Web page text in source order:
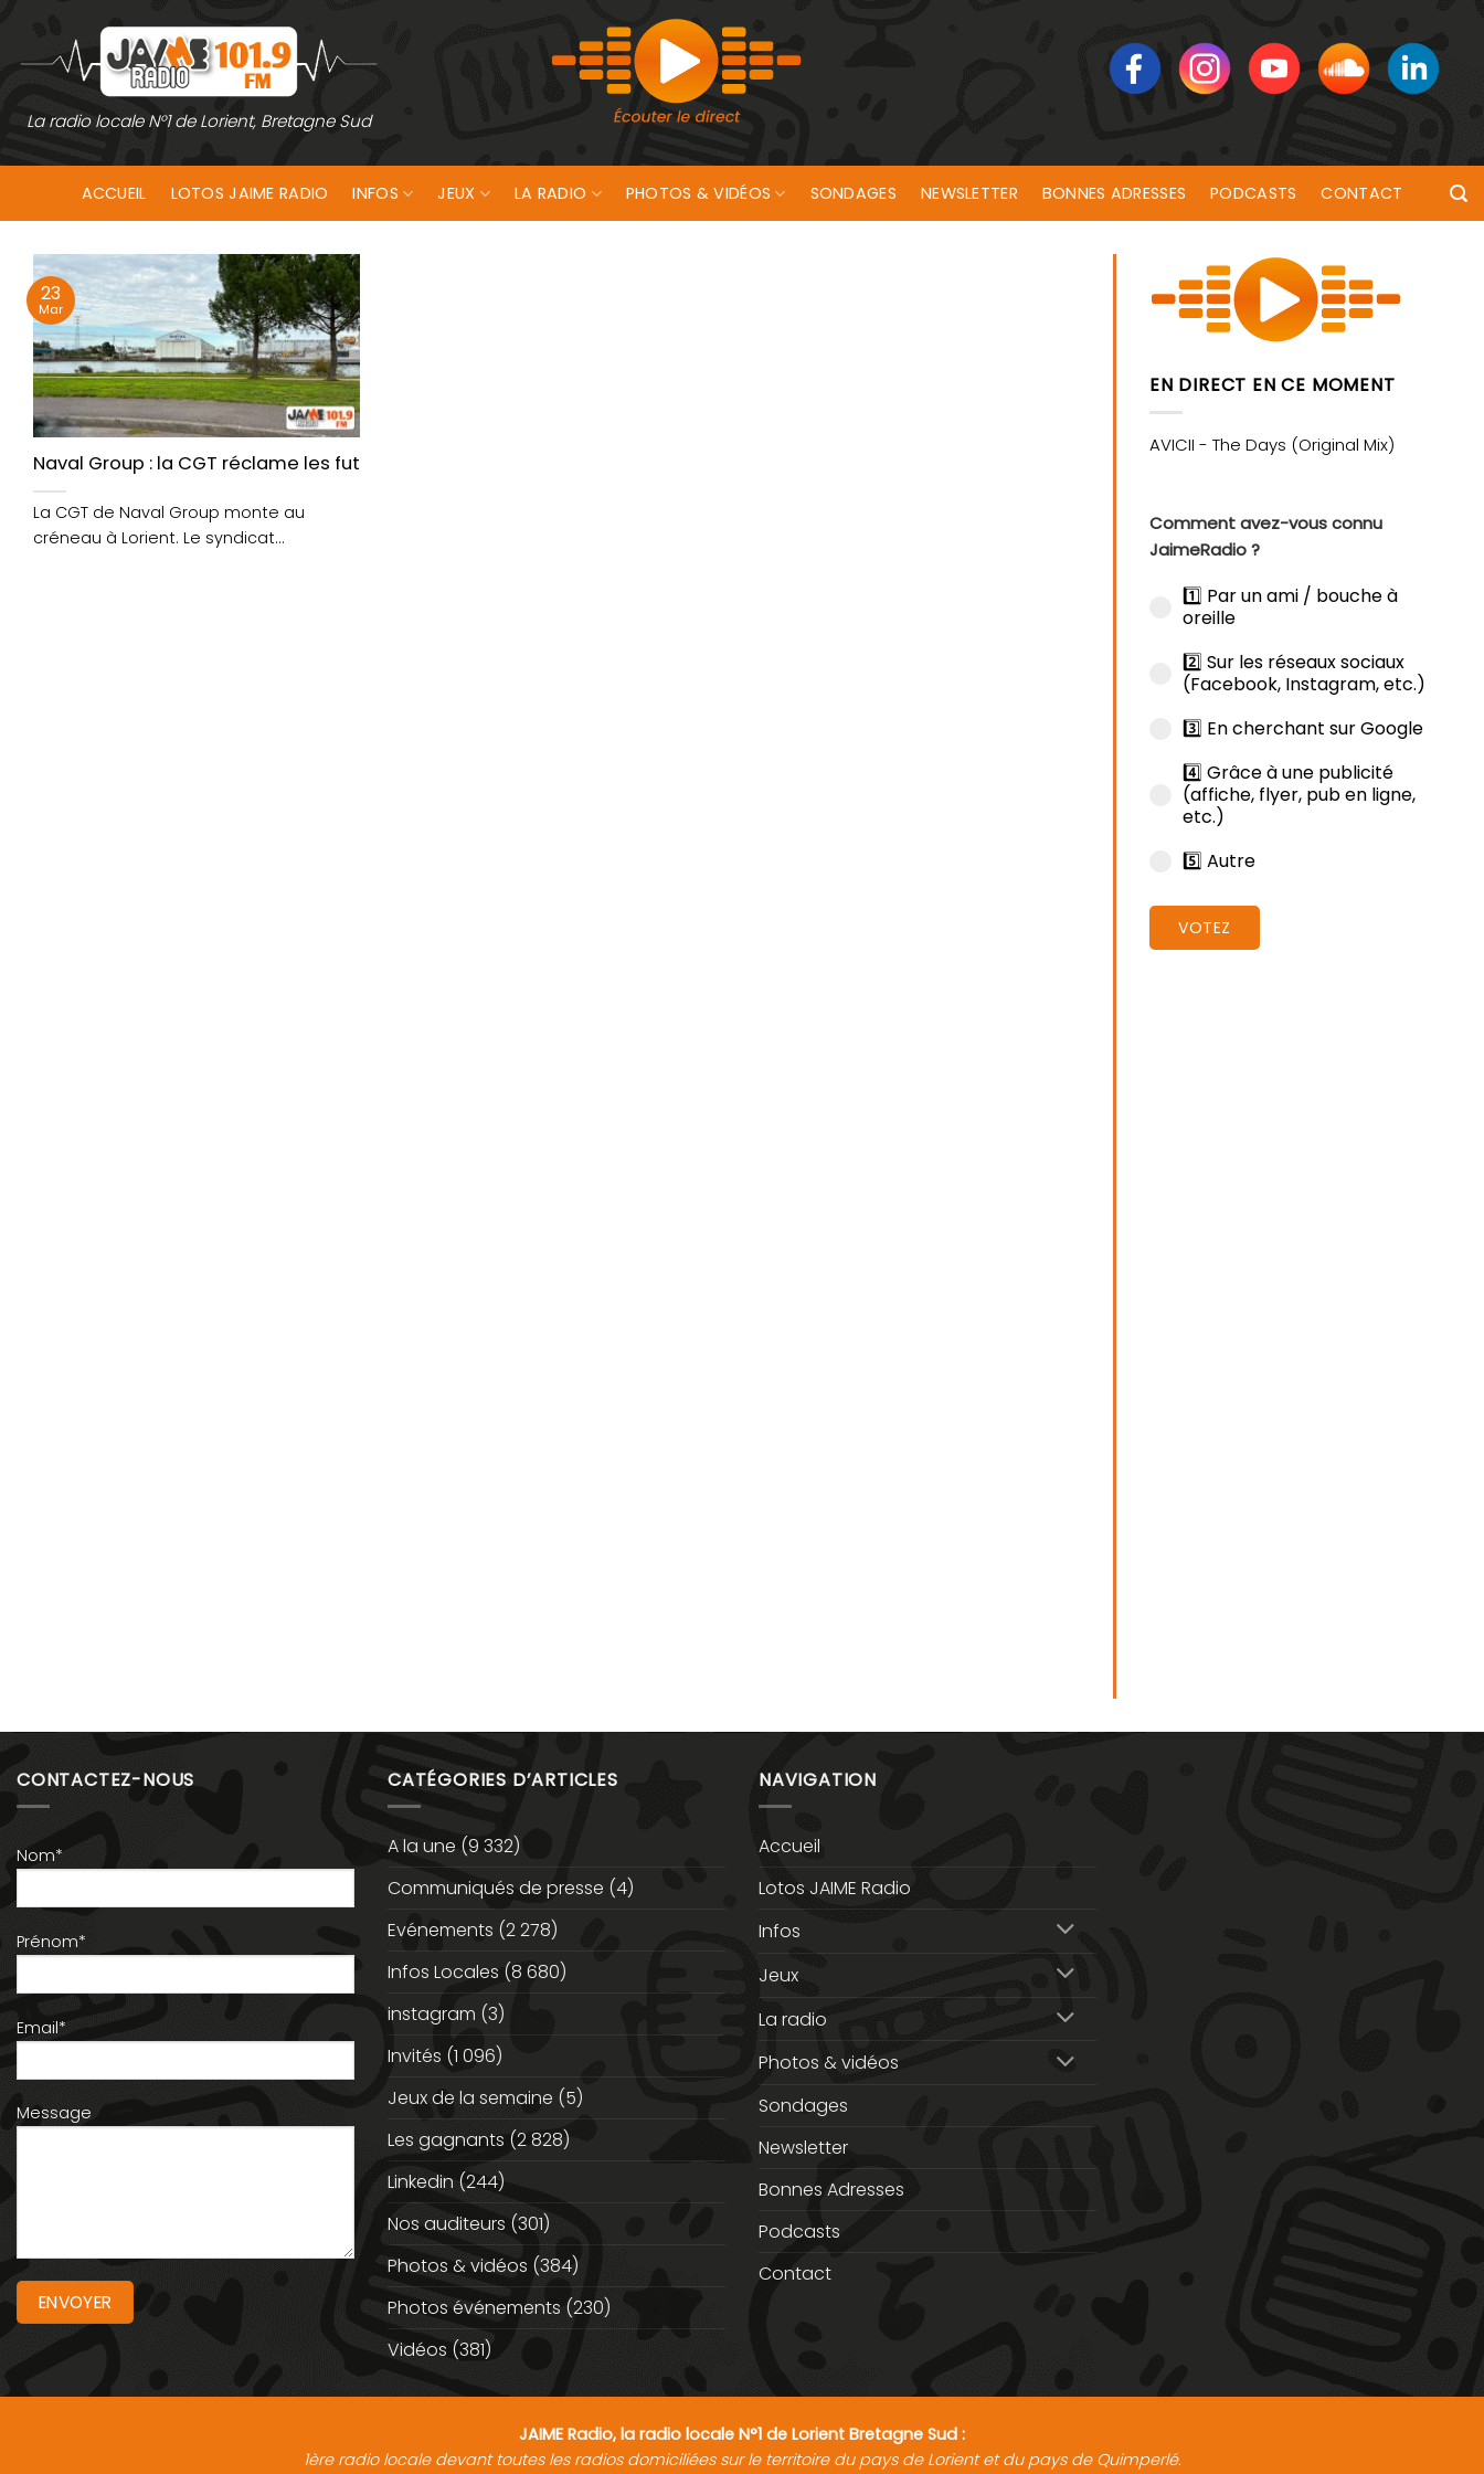
contenu
La radio locale N°1 de Lorient, Bretagne Sud
ACCUEIL LOTOS JAIME RADIO INFOS JEUX LA RADIO PHOTOS & VIDÉOS SONDAGES NEWSLETTER BONNES ADRESSES PODCASTS CONTACT
Naval Group : la CGT réclame les futurs chasseurs de mines pour le site de Lorient
La CGT de Naval Group monte au
créneau à Lorient. Le syndicat
23
Mar
EN DIRECT EN CE MOMENT
Comment avez-vous connu
JaimeRadio ?
1️⃣ Par un ami / bouche à
oreille
2️⃣ Sur les réseaux sociaux
(Facebook, Instagram, etc.)
3️⃣ En cherchant sur Google
4️⃣ Grâce à une publicité
(affiche, flyer, pub en ligne,
etc.)
5️⃣ Autre
VOTEZ
CONTACTEZ-NOUS
Nom*
Prénom*
Email*
Message
CATÉGORIES D’ARTICLES
A la une (9 332)
Communiqués de presse (4)
Evénements (2 278)
Infos Locales (8 680)
instagram (3)
Invités (1 096)
Jeux de la semaine (5)
Les gagnants (2 828)
Linkedin (244)
Nos auditeurs (301)
Photos & vidéos (384)
Photos événements (230)
Vidéos (381)
NAVIGATION
Accueil
Lotos JAIME Radio
Infos
Jeux
La radio
Photos & vidéos
Sondages
Newsletter
Bonnes Adresses
Podcasts
Contact
JAIME Radio, la radio locale N°1 de Lorient Bretagne Sud :
1ère radio locale devant toutes les radios domiciliées sur le territoire du pays de Lorient et du pays de Quimperlé.